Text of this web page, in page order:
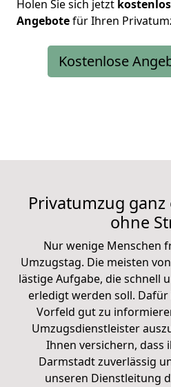
Holen Sie sich jetzt
Angebotefür Ihren
Kostenlose
Privatumzug
ohne
Nur wenige Menschen
Umzugstag. Die meisten
lästige Aufgabe, die schnell
erledigt werden soll.
Vorfeld gut zu
Umzugsdienstleister
Ihnen versichern, dass
Darmstadt zuverlässig
unseren Dienstleitung